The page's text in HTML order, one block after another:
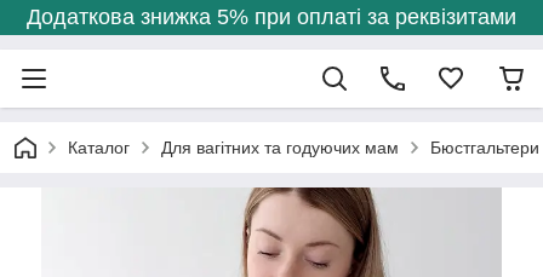
Додаткова знижка 5% при оплаті за реквізитами
Каталог Для вагітних та годуючих мам